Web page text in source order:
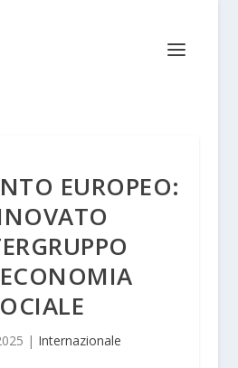
EUROPEO:
| Internazionale